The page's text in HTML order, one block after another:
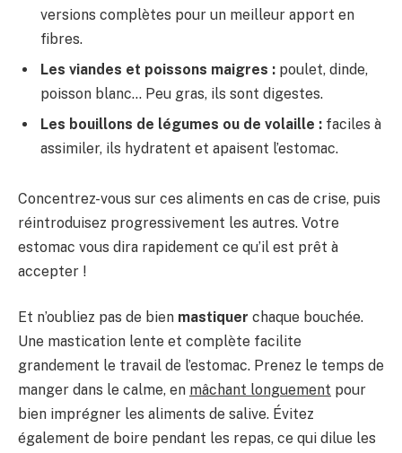
versions complètes pour un meilleur apport en
fibres.
Les viandes et poissons maigres : poulet, dinde,
poisson blanc… Peu gras, ils sont digestes.
Les bouillons de légumes ou de volaille : faciles à
assimiler, ils hydratent et apaisent l’estomac.
Concentrez-vous sur ces aliments en cas de crise, puis
réintroduisez progressivement les autres. Votre
estomac vous dira rapidement ce qu’il est prêt à
accepter !
Et n’oubliez pas de bien mastiquer chaque bouchée.
Une mastication lente et complète facilite
grandement le travail de l’estomac. Prenez le temps de
manger dans le calme, en mâchant longuement pour
bien imprégner les aliments de salive. Évitez
également de boire pendant les repas, ce qui dilue les